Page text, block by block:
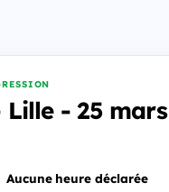
Lille - 25
Aucune heure déclarée